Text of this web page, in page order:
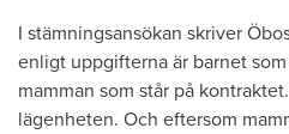
I stämningsansökan skriver
enligt uppgifterna är barnet
mamman som står på
lägenheten. Och eftersom